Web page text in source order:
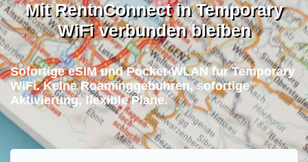
Mit RentnConnect in Temporary
WiFi verbunden bleiben
Sofortige eSIM und Pocket-WLAN fur Temporary
WiFi. Keine Roaminggebuhren, sofortige
Aktivierung, flexible Plane.